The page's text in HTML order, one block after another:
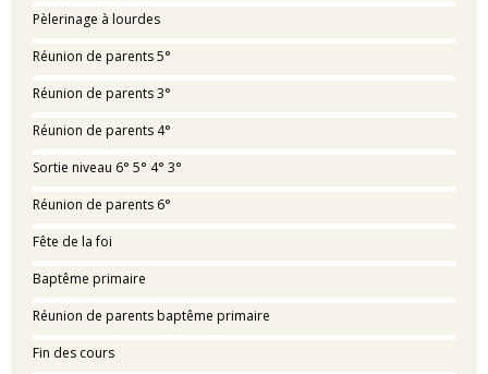
Pèlerinage à lourdes
Réunion de parents 5°
Réunion de parents 3°
Réunion de parents 4°
Sortie niveau 6° 5° 4° 3°
Réunion de parents 6°
Fête de la foi
Baptême primaire
Réunion de parents baptême primaire
Fin des cours